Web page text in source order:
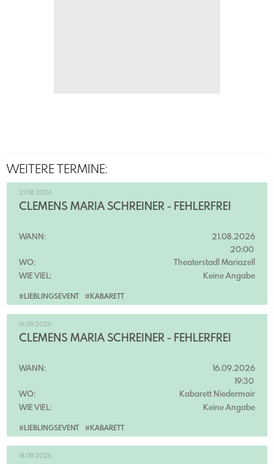
WEITERE TERMINE:
#LIEBLINGSEVENT #KABARETT
21.08.2026
CLEMENS MARIA SCHREINER - FEHLERFREI
WANN:
21.08.2026
20:00
WO:
Theaterstadl Mariazell
WIE VIEL:
Keine Angabe
#LIEBLINGSEVENT #KABARETT
16.09.2026
CLEMENS MARIA SCHREINER - FEHLERFREI
WANN:
16.09.2026
19:30
WO:
Kabarett Niedermair
WIE VIEL:
Keine Angabe
18.09.2026